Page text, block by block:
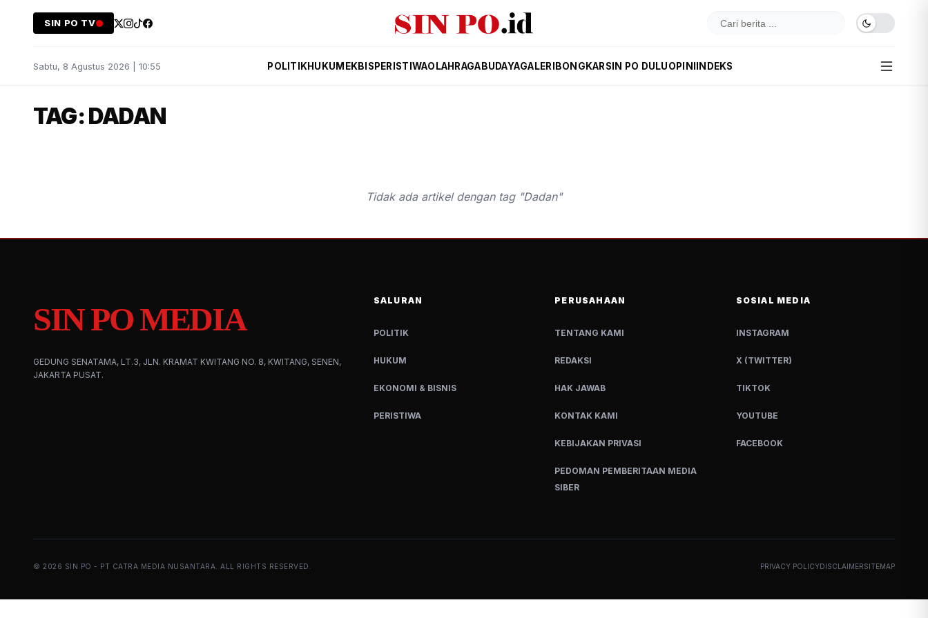
SIN PO TV
Sabtu, 8 Agustus 2026 | 10:55 POLITIKHUKUM EKBIS PERISTIWAOLAHRAGA BUDAYAGALERI BONGKARSIN PO DULUOPINI INDEKS
TAG: DADAN
Tidak ada artikel dengan tag "Dadan"
SIN PO MEDIA
GEDUNG SENATAMA, LT.3, JLN. KRAMAT KWITANG NO. 8, KWITANG, SENEN,
JAKARTA PUSAT.
SALURAN
POLITIK
HUKUM
EKONOMI & BISNIS
PERISTIWA
PERUSAHAAN
TENTANG KAMI
REDAKSI
HAK JAWAB
KONTAK KAMI
KEBIJAKAN PRIVASI
PEDOMAN PEMBERITAAN MEDIA
SIBER
SOSIAL MEDIA
INSTAGRAM
X (TWITTER)
TIKTOK
YOUTUBE
FACEBOOK
© 2026 SIN PO - PT CATRA MEDIA NUSANTARA. ALL RIGHTS RESERVED. PRIVACY POLICYDISCLAIMERSITEMAP